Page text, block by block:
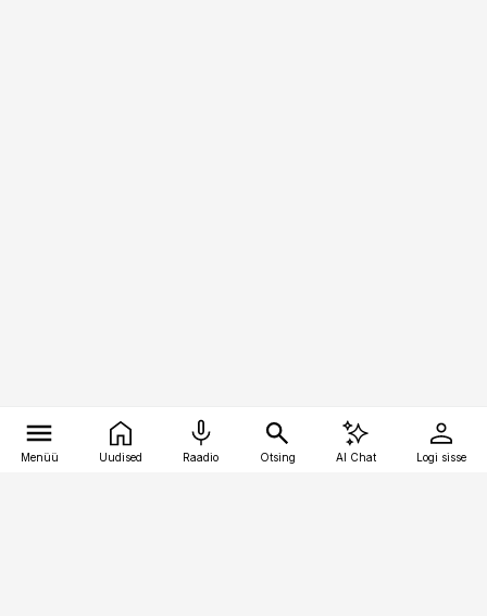
Menüü Uudised Raadio Otsing AI Chat Logi sisse